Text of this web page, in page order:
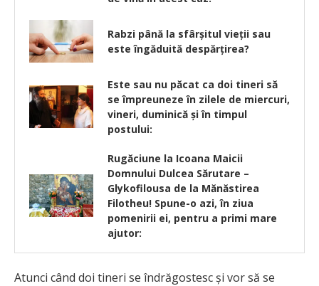
Rabzi până la sfârșitul vieții sau
este îngăduită despărțirea?
Este sau nu păcat ca doi tineri să
se împreuneze în zilele de miercuri,
vineri, duminică şi în timpul
postului:
Rugăciune la Icoana Maicii
Domnului Dulcea Sărutare –
Glykofilousa de la Mănăstirea
Filotheu! Spune-o azi, în ziua
pomenirii ei, pentru a primi mare
ajutor:
Atunci când doi tineri se îndrăgostesc şi vor să se